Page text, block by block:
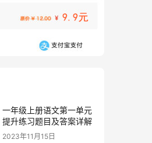
一年级上册语文第一单元
提升练习题目及答案详解
2023年11月15日